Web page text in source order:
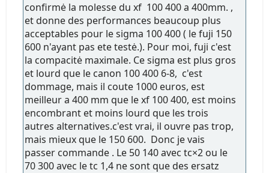
confirmė la molesse du xf 100 400 a 400mm. ,
et donne des performances beaucoup plus
acceptables pour le sigma 100 400 ( le fuji 150
600 n'ayant pas ete testė.). Pour moi, fuji c'est
la compacitė maximale. Ce sigma est plus gros
et lourd que le canon 100 400 6-8, c'est
dommage, mais il coute 1000 euros, est
meilleur a 400 mm que le xf 100 400, est moins
encombrant et moins lourd que les trois
autres alternatives.c'est vrai, il ouvre pas trop,
mais mieux que le 150 600. Donc je vais
passer commande . Le 50 140 avec tc×2 ou le
70 300 avec le tc 1,4 ne sont que des ersatz